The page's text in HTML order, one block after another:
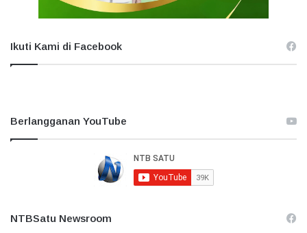
Ikuti Kami di Facebook
Berlangganan YouTube
NTBSatu Newsroom